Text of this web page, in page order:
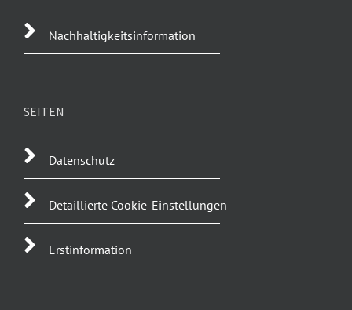
Nachhaltigkeitsinformation
SEITEN
Datenschutz
Detaillierte Cookie-Einstellungen
Erstinformation